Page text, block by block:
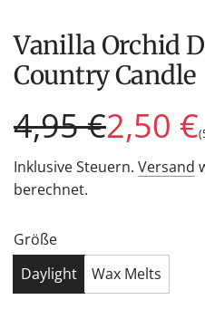
Vanilla Orchid Duftkerze von
Country Candle
Sonderpreis
4,95 €
Regulärer
Preis
2,50 €(
Inklusive Steuern. Versand
berechnet.
Größe
Daylight
Wax Melts